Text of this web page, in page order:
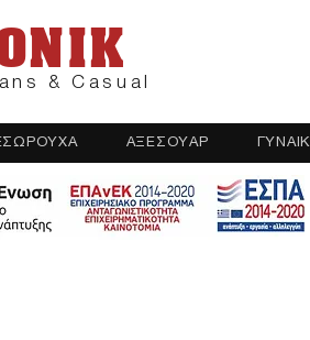
& Casual
ΑΞΕΣΟΥΑΡ